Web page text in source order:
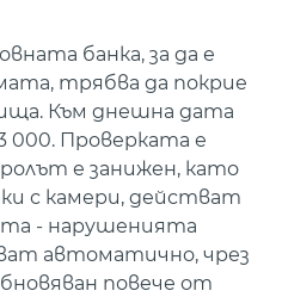
банка, за да е
трябва да покрие
Към днешна дата
000. Проверката е
е занижен, като
с камери, действат
- нарушенията
автоматично, чрез
повече от